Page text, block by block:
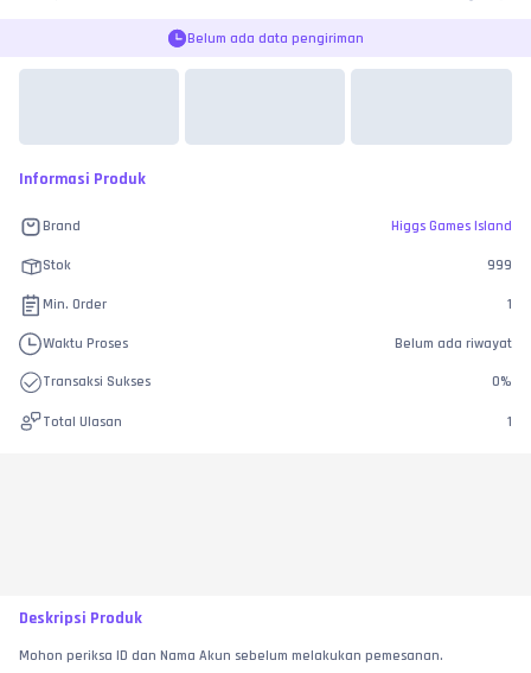
Belum ada data pengiriman
Informasi Produk
Brand Higgs Games Island
Stok 999
Min. Order 1
Waktu Proses Belum ada riwayat
Transaksi Sukses 0%
Total Ulasan 1
Deskripsi Produk
Mohon periksa ID dan Nama Akun sebelum melakukan pemesanan.